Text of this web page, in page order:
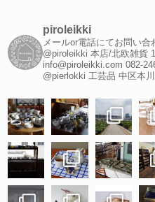
piroleikki
メールor電話にてお問い
@piroleikki 本店/北欧雑貨
info@piroleikki.com 082-
@pierlokki 工芸品 中区本